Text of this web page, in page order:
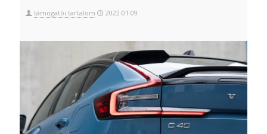
támogatói tartalom 2022-01-09